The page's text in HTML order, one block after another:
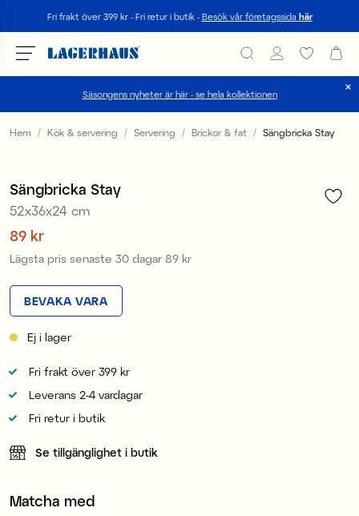
Fri frakt över 399 kr - Fri retur i butik - Besök vår företagssida här
Säsongens nyheter är här - se hela kollektionen
Välj språk / valuta
FI / EUR
SE / SEK
Hem Kök & servering Servering Brickor & fat Sängbricka Stay
Sängbricka Stay
52x36x24 cm
Pris:89 kr
89 kr
Lägsta pris senaste 30 dagar Pris:
89 kr
BEVAKA VARA
Ej i lager
Fri frakt över 399 kr
Leverans 2-4 vardagar
Fri retur i butik
Se tillgänglighet i butik
Matcha med